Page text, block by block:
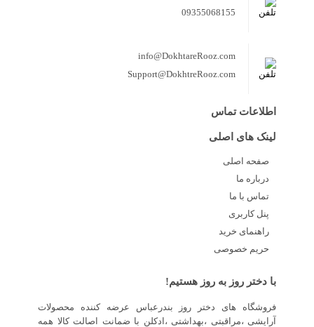
09355068155
info@DokhtareRooz.com
Support@DokhtreRooz.com
اطلاعات تماس
لینک های اصلی
صفحه اصلی
درباره ما
تماس با ما
پنل کاربری
راهنمای خرید
حریم خصوصی
با دختر روز به روز هستیم!
فروشگاه های دختر روز بندرعباس عرضه کننده محصولات
آرایشی ،مراقبتی ،بهداشتی ،ادکلن با ضمانت اصالت کالا همه